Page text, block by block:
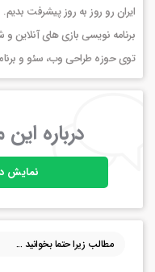
ایران رو روز به روز پیشرفت
برنامه نویسی بازی های آنلاین و
توی حوزه طراحی وب، سئو و
درباره
نمایش
مطالب زیرا حتما بخوانید ...